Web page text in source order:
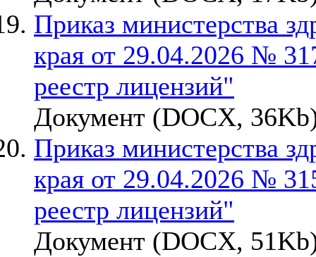
Приказ министерства
края от 29.04.2026 №
реестр лицензий"
Документ (DOCX,
Приказ министерства
края от 29.04.2026 №
реестр лицензий"
Документ (DOCX,